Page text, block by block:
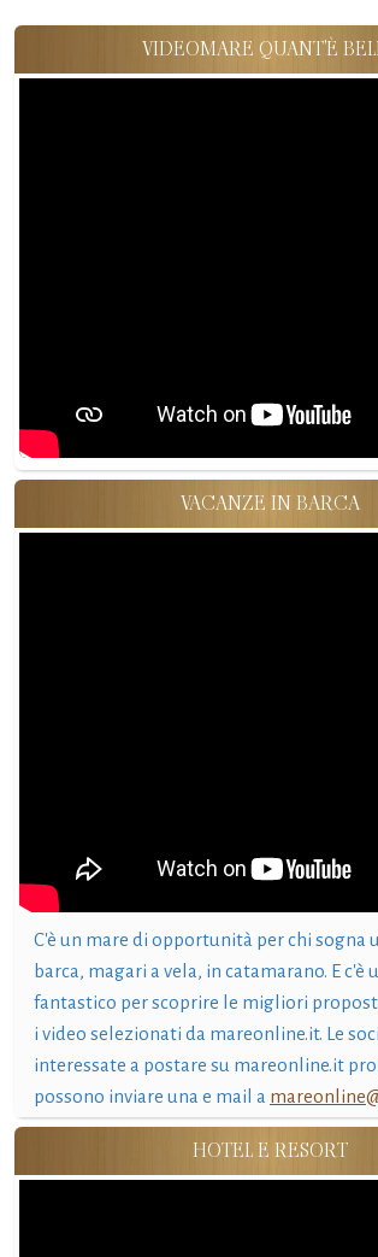
VIDEOMARE QUANT'È
VACANZE IN BARCA
C'è un mare di opportunità per chi sogna
barca, magari a vela, in catamarano. E c'è
fantastico per scoprire le migliori
i video selezionati da mareonline.it. Le
interessate a postare su mareonline.it
possono inviare una e mail a
HOTEL E RESORT